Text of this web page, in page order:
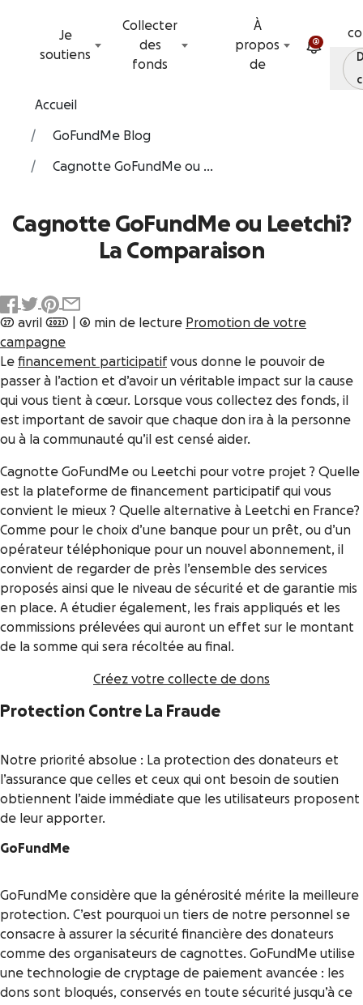
Je
soutiens
Collecter
des
fonds
À
propos
de
2
Accueil
GoFundMe Blog
Cagnotte GoFundMe ou ...
Cagnotte GoFundMe ou Leetchi?
La Comparaison
27 avril 2021 6 min de lecture Promotion de votre
campagne
Le financement participatif vous donne le pouvoir de
passer à l’action et d’avoir un véritable impact sur la cause
qui vous tient à cœur. Lorsque vous collectez des fonds, il
est important de savoir que chaque don ira à la personne
ou à la communauté qu’il est censé aider.
Cagnotte GoFundMe ou Leetchi pour votre projet ? Quelle
est la plateforme de financement participatif qui vous
convient le mieux ? Quelle alternative à Leetchi en France?
Comme pour le choix d’une banque pour un prêt, ou d’un
opérateur téléphonique pour un nouvel abonnement, il
convient de regarder de près l’ensemble des services
proposés ainsi que le niveau de sécurité et de garantie mis
en place. A étudier également, les frais appliqués et les
commissions prélevées qui auront un effet sur le montant
de la somme qui sera récoltée au final.
Créez votre collecte de dons
Protection Contre La Fraude
Notre priorité absolue : La protection des donateurs et
l’assurance que celles et ceux qui ont besoin de soutien
obtiennent l’aide immédiate que les utilisateurs proposent
de leur apporter.
GoFundMe
GoFundMe considère que la générosité mérite la meilleure
protection. C’est pourquoi un tiers de notre personnel se
consacre à assurer la sécurité financière des donateurs
comme des organisateurs de cagnottes. GoFundMe utilise
une technologie de cryptage de paiement avancée : les
dons sont bloqués, conservés en toute sécurité jusqu’à ce